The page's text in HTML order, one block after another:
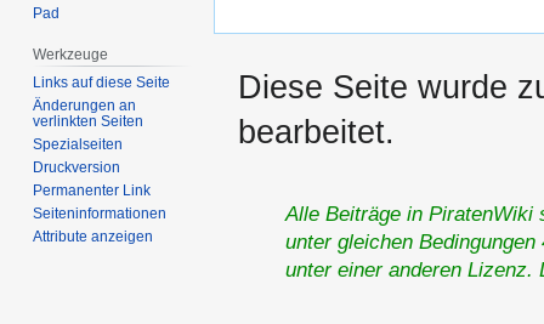
Pad
Werkzeuge
Links auf diese Seite
Änderungen an
verlinkten Seiten
Spezialseiten
Druckversion
Permanenter Link
Seiten­­informationen
Attribute anzeigen
Diese Seite wurde
bearbeitet.
Alle Beiträge in PiratenWiki
unter gleichen
unter einer anderen